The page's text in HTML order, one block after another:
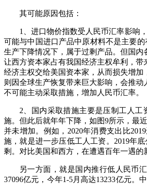
其可能原因包括：
1、进口物价指数受人民币汇率影响
可能与中国进口产品中原材料不是主要
生产下降情况下，属于过剩产品。但国
让西方资本家占有我国经济主权牟利，
经济主权交给美国资本家，从而损失增
则因全球生产恢复带来巨大影响，会推
不可能主动采取措施，增加人民币汇率。
2、国内采取措施主要是压制工人工
施。但此后就年年下降，如图9所示，最
并未增加。例如，2020年消费支出比
施，就是进一步压低工人工资。2019年
剩。对比美国和西方，在遭遇百年一遇的
另一方面，就是国内推行低人民币
37096亿元，今年1-5月高达13233亿元